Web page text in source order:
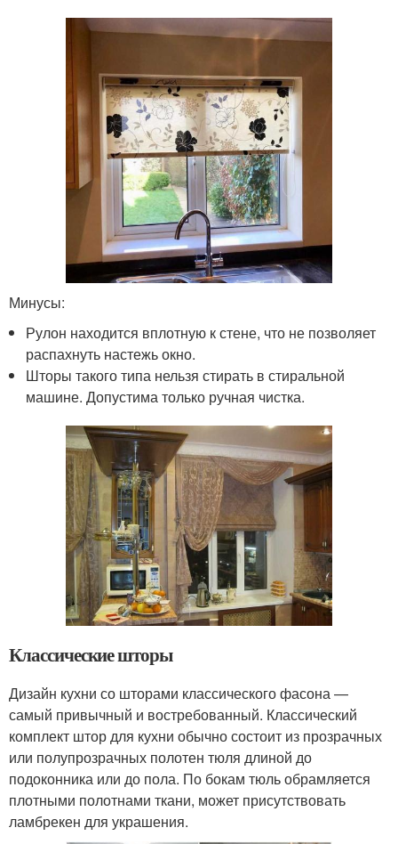
Минусы:
Рулон находится вплотную к стене, что не позволяет
распахнуть настежь окно.
Шторы такого типа нельзя стирать в стиральной
машине. Допустима только ручная чистка.
Классические шторы
Дизайн кухни со шторами классического фасона —
самый привычный и востребованный. Классический
комплект штор для кухни обычно состоит из прозрачных
или полупрозрачных полотен тюля длиной до
подоконника или до пола. По бокам тюль обрамляется
плотными полотнами ткани, может присутствовать
ламбрекен для украшения.